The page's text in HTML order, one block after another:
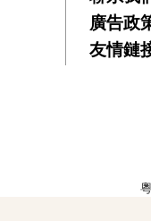
廣告政
友情鏈